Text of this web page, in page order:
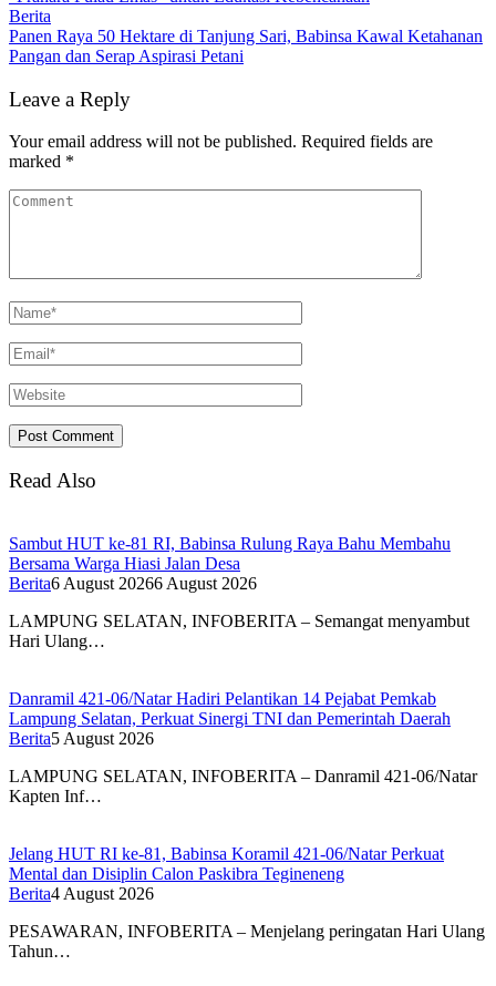
Berita
Panen Raya 50 Hektare di Tanjung Sari, Babinsa Kawal Ketahanan
Pangan dan Serap Aspirasi Petani
Leave a Reply
Your email address will not be published. Required fields are
marked *
Read Also
Sambut HUT ke-81 RI, Babinsa Rulung Raya Bahu Membahu
Bersama Warga Hiasi Jalan Desa
Berita6 August 20266 August 2026
LAMPUNG SELATAN, INFOBERITA – Semangat menyambut
Hari Ulang…
Danramil 421-06/Natar Hadiri Pelantikan 14 Pejabat Pemkab
Lampung Selatan, Perkuat Sinergi TNI dan Pemerintah Daerah
Berita5 August 2026
LAMPUNG SELATAN, INFOBERITA – Danramil 421-06/Natar
Kapten Inf…
Jelang HUT RI ke-81, Babinsa Koramil 421-06/Natar Perkuat
Mental dan Disiplin Calon Paskibra Tegineneng
Berita4 August 2026
PESAWARAN, INFOBERITA – Menjelang peringatan Hari Ulang
Tahun…